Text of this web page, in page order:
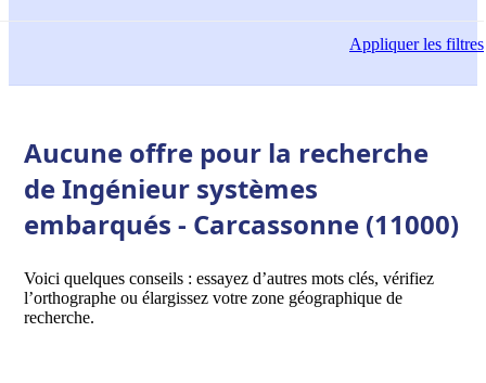
Appliquerles filtres
Aucune offre pour la recherche
de Ingénieur systèmes
embarqués - Carcassonne (11000)
Voici quelques conseils : essayez d’autres mots clés, vérifiez
l’orthographe ou élargissez votre zone géographique de
recherche.